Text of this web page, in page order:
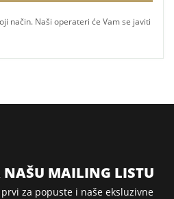
način. Naši operateri će Vam se javiti
NAŠU MAILING LISTU
za popuste i naše eksluzivne